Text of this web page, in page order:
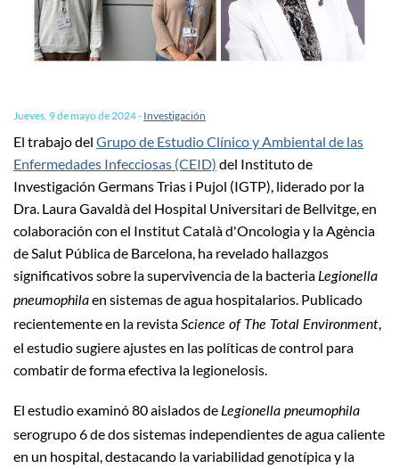
Jueves, 9 de mayo de 2024- Investigación
El trabajo del Grupo de Estudio Clínico y Ambiental de las
Enfermedades Infecciosas (CEID) del Instituto de
Investigación Germans Trias i Pujol (IGTP), liderado por la
Dra. Laura Gavaldà del Hospital Universitari de Bellvitge, en
colaboración con el Institut Català d'Oncologia y la Agència
de Salut Pública de Barcelona, ha revelado hallazgos
significativos sobre la supervivencia de la bacteriaLegionella
pneumophilaen sistemas de agua hospitalarios. Publicado
recientemente en la revistaScience of The Total Environment,
el estudio sugiere ajustes en las políticas de control para
combatir de forma efectiva la legionelosis.
El estudio examinó 80 aislados deLegionella pneumophila
serogrupo 6 de dos sistemas independientes de agua caliente
en un hospital, destacando la variabilidad genotípica y la